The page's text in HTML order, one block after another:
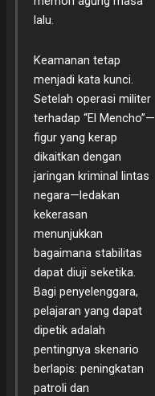
lalu.
Keamanan tetap
menjadi kata kunci.
Setelah operasi militer
terhadap “El Mencho”—
figur yang kerap
dikaitkan dengan
jaringan kriminal lintas
negara—ledakan
kekerasan
menunjukkan
bagaimana stabilitas
dapat diuji seketika.
Bagi penyelenggara,
pelajaran yang dapat
dipetik adalah
pentingnya skenario
berlapis: peningkatan
patroli dan